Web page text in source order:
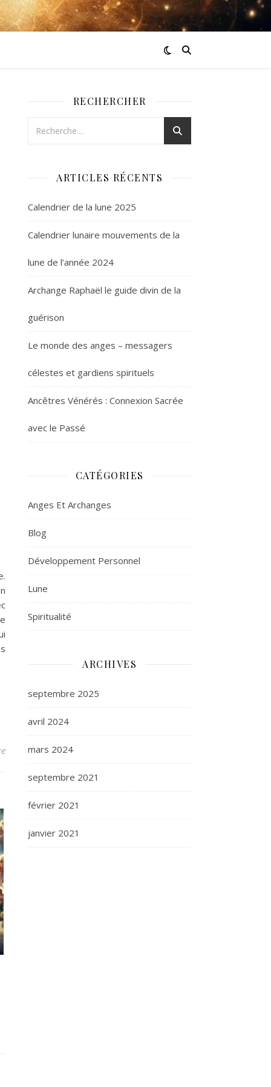
RECHERCHER
ARTICLES RÉCENTS
Calendrier de la lune 2025
Calendrier lunaire mouvements de la
lune de l’année 2024
Archange Raphaël le guide divin de la
guérison
Le monde des anges – messagers
célestes et gardiens spirituels
Ancêtres Vénérés : Connexion Sacrée
avec le Passé
CATÉGORIES
Anges Et Archanges
Blog
Développement Personnel
Lune
Spiritualité
ARCHIVES
septembre 2025
avril 2024
mars 2024
septembre 2021
février 2021
janvier 2021